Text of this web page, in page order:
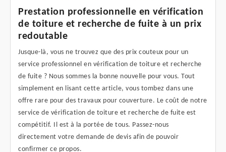
Prestation professionnelle en vérification
de toiture et recherche de fuite à un prix
redoutable
Jusque-là, vous ne trouvez que des prix couteux pour un
service professionnel en vérification de toiture et recherche
de fuite ? Nous sommes la bonne nouvelle pour vous. Tout
simplement en lisant cette article, vous tombez dans une
offre rare pour des travaux pour couverture. Le coût de notre
service de vérification de toiture et recherche de fuite est
compétitif. Il est à la portée de tous. Passez-nous
directement votre demande de devis afin de pouvoir
confirmer ce propos.